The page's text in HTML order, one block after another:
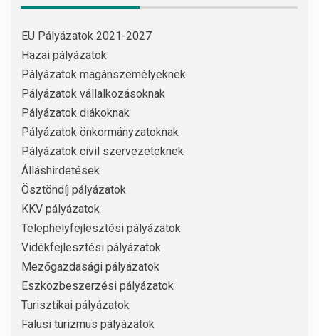
EU Pályázatok 2021-2027
Hazai pályázatok
Pályázatok magánszemélyeknek
Pályázatok vállalkozásoknak
Pályázatok diákoknak
Pályázatok önkormányzatoknak
Pályázatok civil szervezeteknek
Álláshirdetések
Ösztöndíj pályázatok
KKV pályázatok
Telephelyfejlesztési pályázatok
Vidékfejlesztési pályázatok
Mezőgazdasági pályázatok
Eszközbeszerzési pályázatok
Turisztikai pályázatok
Falusi turizmus pályázatok